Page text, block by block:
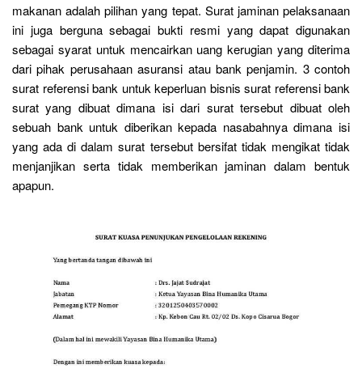
makanan adalah pilihan yang tepat. Surat jaminan pelaksanaan
ini juga berguna sebagai bukti resmi yang dapat digunakan
sebagai syarat untuk mencairkan uang kerugian yang diterima
dari pihak perusahaan asuransi atau bank penjamin. 3 contoh
surat referensi bank untuk keperluan bisnis surat referensi bank
surat yang dibuat dimana isi dari surat tersebut dibuat oleh
sebuah bank untuk diberikan kepada nasabahnya dimana isi
yang ada di dalam surat tersebut bersifat tidak mengikat tidak
menjanjikan serta tidak memberikan jaminan dalam bentuk
apapun.